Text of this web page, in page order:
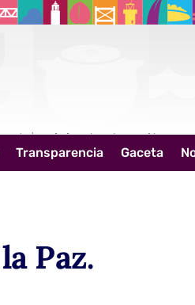
Transparencia Gaceta
Paz.